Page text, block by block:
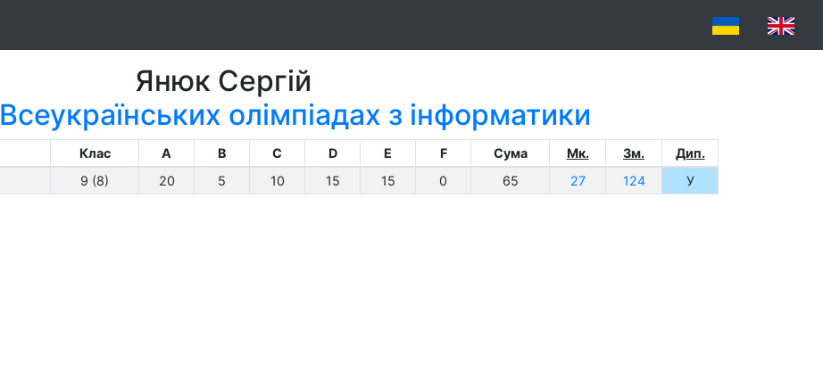
Янюк Сергій
Всеукраїнських олімпіадах з інформатики
Клас A B C D E F Сума Мк. Зм.
Дип.
9 (8) 20 5 10 15 15 0 65 27 124 У